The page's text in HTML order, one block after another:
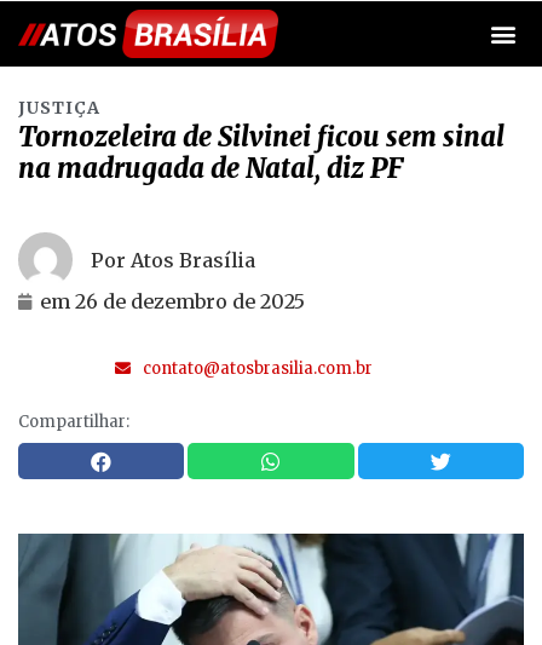
JUSTIÇA
Tornozeleira de Silvinei ficou sem sinal
na madrugada de Natal, diz PF
Por Atos Brasília
em 26 de dezembro de 2025
contato@atosbrasilia.com.br
Compartilhar: